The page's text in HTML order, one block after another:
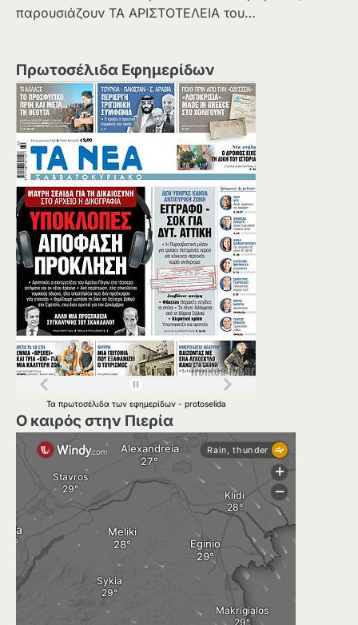
παρουσιάζουν ΤΑ ΑΡΙΣΤΟΤΕΛΕΙΑ του…
Πρωτοσέλιδα Εφημερίδων
Τα πρωτοσέλιδα των εφημερίδων - protoselida
Ο καιρός στην Πιερία